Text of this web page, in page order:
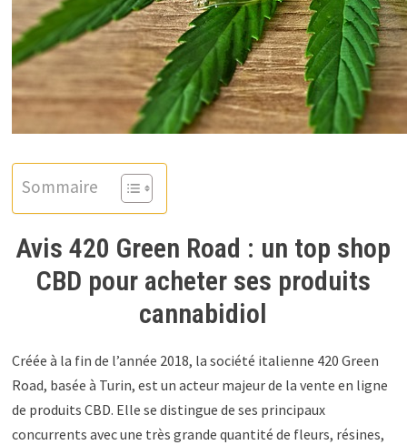
Sommaire
Avis 420 Green Road : un top shop
CBD pour acheter ses produits
cannabidiol
Créée à la fin de l’année 2018, la société italienne 420 Green
Road, basée à Turin, est un acteur majeur de la vente en ligne
de produits CBD. Elle se distingue de ses principaux
concurrents avec une très grande quantité de fleurs, résines,